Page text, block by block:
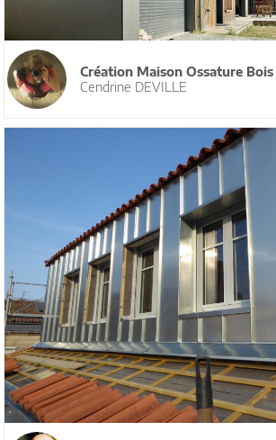
Création Maison Ossature Bois
Cendrine DEVILLE